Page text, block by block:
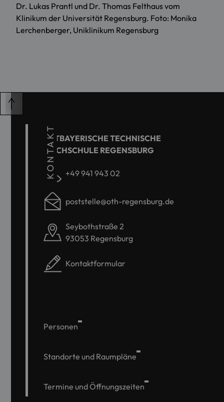
Dr. Lukas Prantl und Dr. Thomas Felthaus vom
Klinikum der Universität Regensburg. Foto: Monika
Lerchenberger, Uniklinikum Regensburg
KONTAKT
OSTBAYERISCHE TECHNISCHE
HOCHSCHULE REGENSBURG
+49 941 943 02
poststelle@oth-regensburg.de
Seybothstraße 2
93053 Regensburg
Kontaktformular
Personen
Standorte und Raumpläne
Termine und Öffnungszeiten